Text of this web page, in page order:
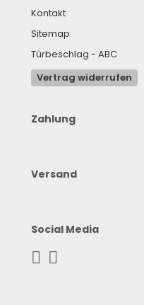
Kontakt
Sitemap
Türbeschlag - ABC
Vertrag widerrufen
Zahlung
Versand
Social Media